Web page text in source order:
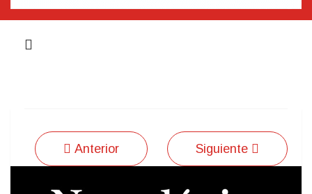
Anterior Siguiente